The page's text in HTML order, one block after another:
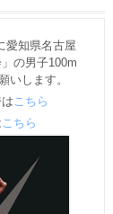
愛知県名古屋
の男子100m
いします。
こちら
こちら